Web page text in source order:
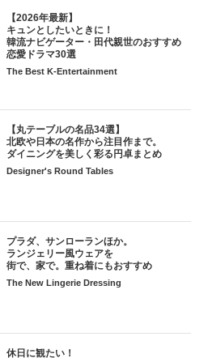
【2026年最新】
キュンとしたいときに！
韓流ナビゲーター・田代親世のおすすめ
恋愛ドラマ30選
The Best K-Entertainment
【丸テーブルの名品34選】
北欧や日本の名作から注目作まで。
ダイニングを美しく彩る円卓まとめ
Designer's Round Tables
プラダ、サンローランほか。
ランジェリー風ウェアを
街で、家で。重ね着にもおすすめ
The New Lingerie Dressing
休日に観たい！